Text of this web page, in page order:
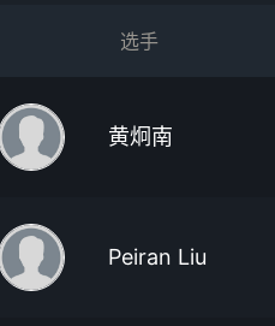
选手
黄炯南
Peiran Liu